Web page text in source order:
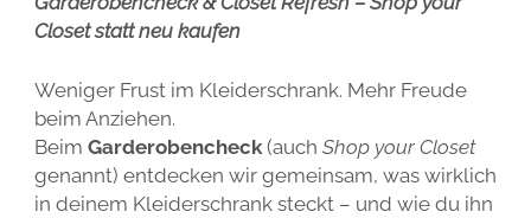
Closet statt neu kaufen
Weniger Frust im Kleiderschrank. Mehr Freude
beim Anziehen.
Beim Garderobencheck(auch Shop your Closet
genannt) entdecken wir gemeinsam, was wirklich
in deinem Kleiderschrank steckt – und wie du ihn